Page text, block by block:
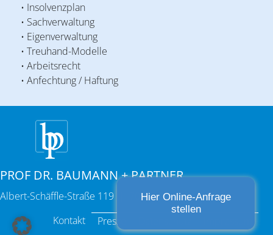
• Insolvenzplan
• Sachverwaltung
• Eigenverwaltung
• Treuhand-Modelle
• Arbeitsrecht
• Anfechtung / Haftung
PROF DR. BAUMANN + PARTNER
Albert-Schäffle-Straße 119 | 70186 Stuttgart
Kontakt
Presse
Hier Online-Anfrage
stellen